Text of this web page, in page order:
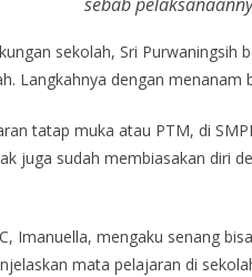
sekolah, Sri
Langkahnya dengan
tatap muka atau PTM, di
juga sudah membiasakan diri
Imanuella, mengaku senang
mata pelajaran di